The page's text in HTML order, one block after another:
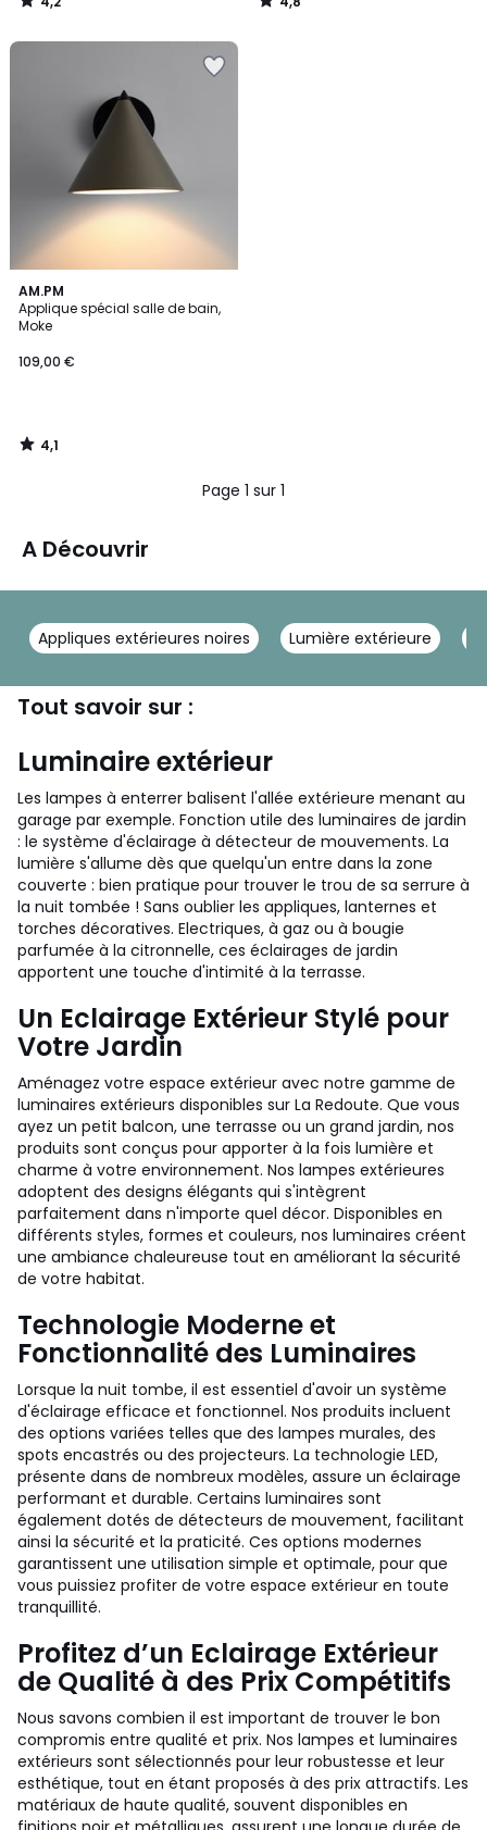
/
/
AM.PM
Applique spécial salle de bain,
Moke
109,00 €
4,1
/ 5
4,1
/
Page 1 sur 1
A Découvrir
Appliques extérieures noires Lumière extérieure
Tout savoir sur :
Luminaire extérieur
Les lampes à enterrer balisent l'allée extérieure menant au
garage par exemple. Fonction utile des luminaires de jardin
: le système d'éclairage à détecteur de mouvements. La
lumière s'allume dès que quelqu'un entre dans la zone
couverte : bien pratique pour trouver le trou de sa serrure à
la nuit tombée ! Sans oublier les appliques, lanternes et
torches décoratives. Electriques, à gaz ou à bougie
parfumée à la citronnelle, ces éclairages de jardin
apportent une touche d'intimité à la terrasse.
Un Eclairage Extérieur Stylé pour
Votre Jardin
Aménagez votre espace extérieur avec notre gamme de
luminaires extérieurs disponibles sur La Redoute. Que vous
ayez un petit balcon, une terrasse ou un grand jardin, nos
produits sont conçus pour apporter à la fois lumière et
charme à votre environnement. Nos lampes extérieures
adoptent des designs élégants qui s'intègrent
parfaitement dans n'importe quel décor. Disponibles en
différents styles, formes et couleurs, nos luminaires créent
une ambiance chaleureuse tout en améliorant la sécurité
de votre habitat.
Technologie Moderne et
Fonctionnalité des Luminaires
Lorsque la nuit tombe, il est essentiel d'avoir un système
d'éclairage efficace et fonctionnel. Nos produits incluent
des options variées telles que des lampes murales, des
spots encastrés ou des projecteurs. La technologie LED,
présente dans de nombreux modèles, assure un éclairage
performant et durable. Certains luminaires sont
également dotés de détecteurs de mouvement, facilitant
ainsi la sécurité et la praticité. Ces options modernes
garantissent une utilisation simple et optimale, pour que
vous puissiez profiter de votre espace extérieur en toute
tranquillité.
Profitez d’un Eclairage Extérieur
de Qualité à des Prix Compétitifs
Nous savons combien il est important de trouver le bon
compromis entre qualité et prix. Nos lampes et luminaires
extérieurs sont sélectionnés pour leur robustesse et leur
esthétique, tout en étant proposés à des prix attractifs. Les
matériaux de haute qualité, souvent disponibles en